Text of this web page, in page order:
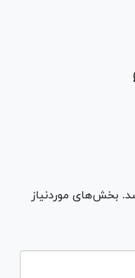
بخش‌های موردنیاز